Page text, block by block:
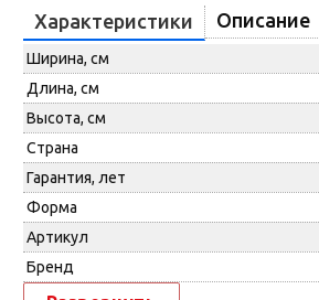
Характеристики Описание
Ширина, см
Длина, см
Высота, см
Страна
Гарантия, лет
Форма
Артикул
Бренд